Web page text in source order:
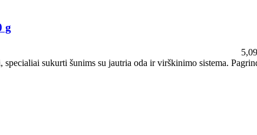
g
5,09
sukurti šunims su jautria oda ir virškinimo sistema.